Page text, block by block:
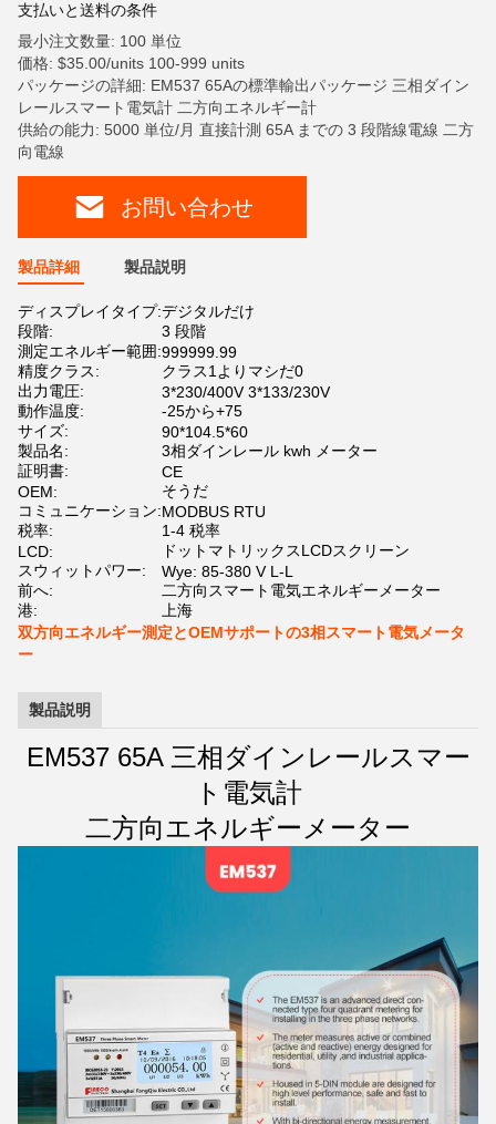
支払いと送料の条件
最小注文数量: 100 単位
価格: $35.00/units 100-999 units
パッケージの詳細: EM537 65Aの標準輸出パッケージ 三相ダイン
レールスマート電気計 二方向エネルギー計
供給の能力: 5000 単位/月 直接計測 65A までの 3 段階線電線 二方
向電線
お問い合わせ
製品詳細 製品説明
ディスプレイタイプ:デジタルだけ
段階:
3 段階
測定エネルギー範囲:999999.99
精度クラス:
クラス1よりマシだ0
出力電圧:
3*230/400V 3*133/230V
動作温度:
-25から+75
サイズ:
90*104.5*60
製品名:
3相ダインレール kwh メーター
証明書:
CE
OEM:
そうだ
コミュニケーション:MODBUS RTU
税率:
1-4 税率
LCD:
ドットマトリックスLCDスクリーン
スウィットパワー:
Wye: 85-380 V L-L
前へ:
二方向スマート電気エネルギーメーター
港:
上海
双方向エネルギー測定とOEMサポートの3相スマート電気メータ
ー
製品説明
EM537 65A 三相ダインレールスマー
ト電気計
二方向エネルギーメーター